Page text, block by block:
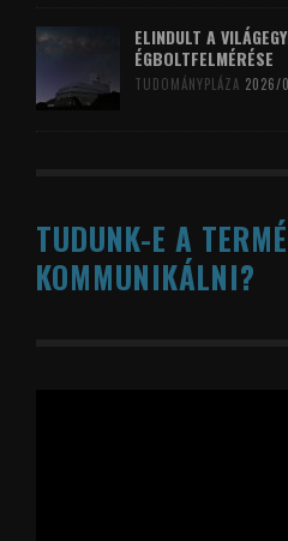
ELINDULT A
ÉGBOLTFELMÉRÉSE
TUDOMÁNYPLÁZA 2026/
TUDUNK-E A
KOMMUNIKÁLNI?